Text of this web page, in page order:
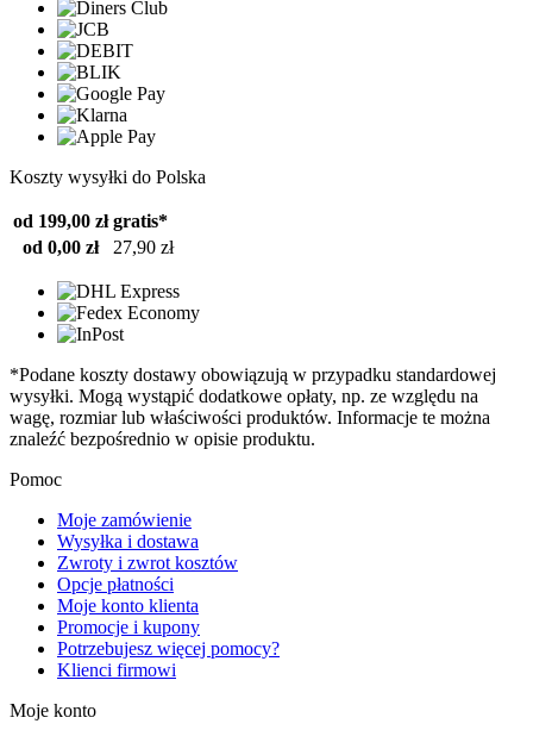
Koszty wysyłki do Polska
od 199,00 zł gratis*
od 0,00 zł
27,90 zł
*Podane koszty dostawy obowiązują w przypadku standardowej
wysyłki. Mogą wystąpić dodatkowe opłaty, np. ze względu na
wagę, rozmiar lub właściwości produktów. Informacje te można
znaleźć bezpośrednio w opisie produktu.
Pomoc
Moje zamówienie
Wysyłka i dostawa
Zwroty i zwrot kosztów
Opcje płatności
Moje konto klienta
Promocje i kupony
Potrzebujesz więcej pomocy?
Klienci firmowi
Moje konto